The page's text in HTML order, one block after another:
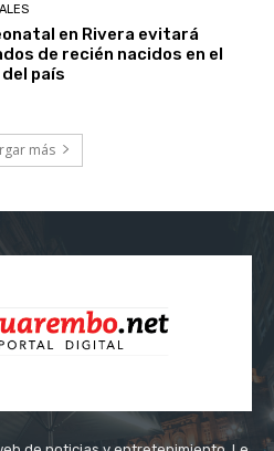
en Rivera evitará
de recién nacidos en el
país
más